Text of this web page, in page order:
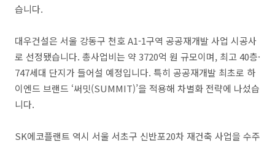
습니다.
대우건설은 서울 강동구 천호 A1-1구역 공공재개발 사업 시공사
로 선정됐습니다. 총사업비는 약 3720억 원 규모이며, 최고 40층·
747세대 단지가 들어설 예정입니다. 특히 공공재개발 최초로 하
이엔드 브랜드 ‘써밋(SUMMIT)’을 적용해 차별화 전략에 나섰습
니다.
SK에코플랜트 역시 서울 서초구 신반포20차 재건축 사업을 수주